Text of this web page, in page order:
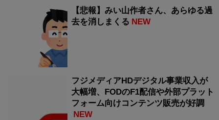
【悲報】みい山作者さん、あらゆる過
去を消しまくる NEW
フジメディアHDデジタル事業収入が
大幅増、FODのF1配信や外部プラット
フォーム向けコンテンツ販売が好調
NEW